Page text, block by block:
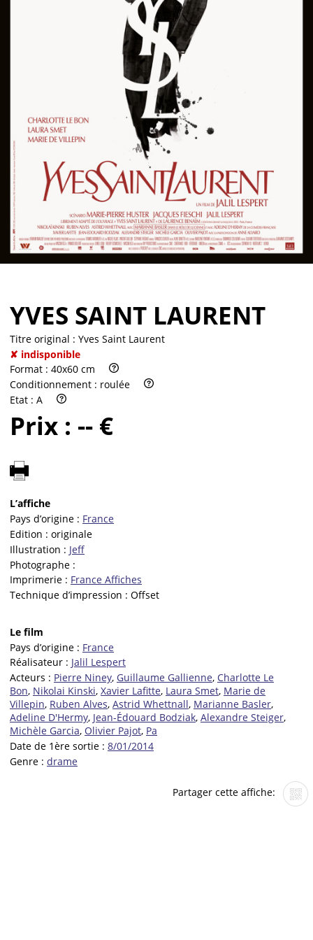
YVES SAINT LAURENT
Titre original : Yves Saint Laurent
✘ indisponible
Format : 40x60 cm
Conditionnement : roulée
Etat : A
Prix : -- €
L’affiche
Pays d’origine : France
Edition : originale
Illustration : Jeff
Photographe :
Imprimerie : France Affiches
Technique d’impression : Offset
Le film
Pays d’origine : France
Réalisateur : Jalil Lespert
Acteurs : Pierre Niney, Guillaume Gallienne, Charlotte Le
Bon, Nikolai Kinski, Xavier Lafitte, Laura Smet, Marie de
Villepin, Ruben Alves, Astrid Whettnall, Marianne Basler,
Adeline D'Hermy, Jean-Édouard Bodziak, Alexandre Steiger,
Michèle Garcia, Olivier Pajot, Pa
Date de 1ère sortie : 8/01/2014
Genre : drame
Partager cette affiche: